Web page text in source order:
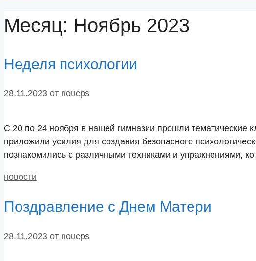
Месяц: Ноябрь 2023
Неделя психологии
28.11.2023 от noucps
С 20 по 24 ноября в нашей гимназии прошли тематические
приложили усилия для создания безопасного
познакомились с различными техниками и упражнениями,
Рубрики
новости
Поздравление с Днем Матери
28.11.2023 от noucps